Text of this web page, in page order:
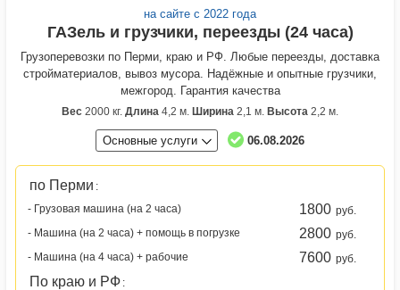
на сайте с 2022 года
ГАЗель и грузчики, переезды (24 часа)
Грузоперевозки по Перми, краю и РФ. Любые переезды, доставка
стройматериалов, вывоз мусора. Надёжные и опытные грузчики,
межгород. Гарантия качества
Вес 2000 кг. Длина 4,2 м. Ширина 2,1 м. Высота 2,2 м.
Основные услуги 06.08.2026
по Перми :
- Грузовая машина (на 2 часа)
1800 руб.
- Машина (на 2 часа) + помощь в погрузке
2800 руб.
- Машина (на 4 часа) + рабочие
7600 руб.
По краю и РФ :